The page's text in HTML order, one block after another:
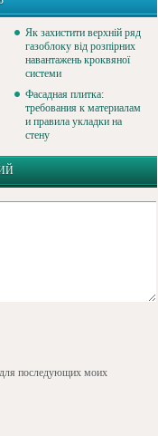
Як захистити верхній ряд
газоблоку від розпірних
навантажень кроквяної
системи
Фасадная плитка:
требования к материалам
и правила укладки на
стену
для последующих моих